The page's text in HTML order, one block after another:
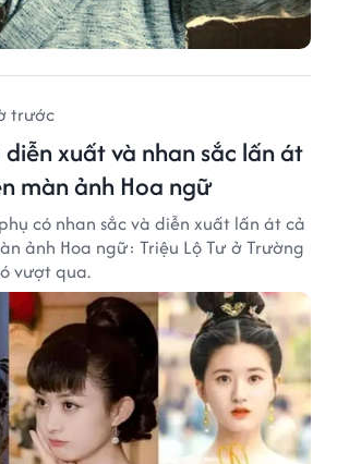
trước
xuất và nhan sắc lấn át
màn ảnh Hoa ngữ
có nhan sắc và diễn xuất lấn át cả
ảnh Hoa ngữ: Triệu Lộ Tư ở Trường
vượt qua.